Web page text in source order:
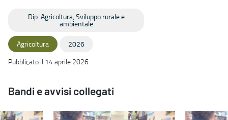
Dip. Agricoltura, Sviluppo rurale e
ambientale
Agricoltura
2026
Pubblicato il 14 aprile 2026
Bandi e avvisi collegati